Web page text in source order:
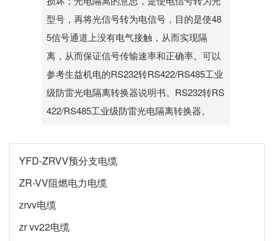
型号，再将光信号转为电信号，目的是使48
5信号通道上没有电气接触，从而实现隔
离，从而保证信号传输速率和正确率。可以
参考生益机电的RS232转RS422/RS485工业
级防雷光电隔离转换器说明书。RS232转RS
422/RS485工业级防雷光电隔离转换器。
YFD-ZRVV预分支电缆
ZR-VV阻燃电力电缆
zrvv电缆
zr vv22电缆